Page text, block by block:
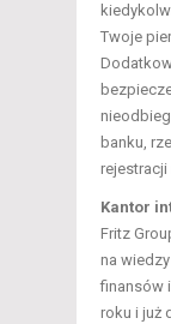
Twoje
banku,
rejestracji
Kantor i
Fritz
na
finansów
roku i już